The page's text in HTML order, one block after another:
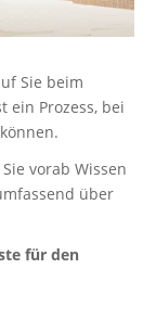
Sie beim
ein Prozess, bei
vorab Wissen
über
für den